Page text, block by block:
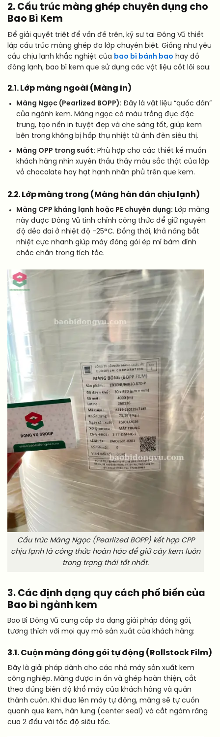
2. Cấu trúc màng ghép chuyên dụng cho
Bao Bì Kem
Để giải quyết triệt để vấn đề trên, kỹ sư tại Đông Vũ thiết
lập cấu trúc màng ghép đa lớp chuyên biệt. Giống như yêu
cầu chịu lạnh khắc nghiệt của bao bì bánh bao hay đồ
đông lạnh, bao bì kem que sử dụng các vật liệu cốt lõi sau:
2.1. Lớp màng ngoài (Màng in)
Màng Ngọc (Pearlized BOPP): Đây là vật liệu “quốc dân”
của ngành kem. Màng ngọc có màu trắng đục đặc
trưng, tạo nền in tuyệt đẹp và che sáng tốt, giúp kem
bên trong không bị hấp thụ nhiệt từ ánh đèn siêu thị.
Màng OPP trong suốt: Phù hợp cho các thiết kế muốn
khách hàng nhìn xuyên thấu thấy màu sắc thật của lớp
vỏ chocolate hay hạt hạnh nhân phủ trên que kem.
2.2. Lớp màng trong (Màng hàn dán chịu lạnh)
Màng CPP kháng lạnh hoặc PE chuyên dụng: Lớp màng
này được Đông Vũ tinh chỉnh công thức để giữ nguyên
độ dẻo dai ở nhiệt độ -25°C. Đồng thời, khả năng bắt
nhiệt cực nhanh giúp máy đóng gói ép mí bám dính
chắc chắn trong tích tắc.
Cấu trúc Màng Ngọc (Pearlized BOPP) kết hợp CPP
chịu lạnh là công thức hoàn hảo để giữ cây kem luôn
trong trạng thái tốt nhất.
3. Các định dạng quy cách phổ biến của
Bao bì ngành kem
Bao Bì Đông Vũ cung cấp đa dạng giải pháp đóng gói,
tương thích với mọi quy mô sản xuất của khách hàng:
3.1. Cuộn màng đóng gói tự động (Rollstock Film)
Đây là giải pháp dành cho các nhà máy sản xuất kem
công nghiệp. Màng được in ấn và ghép hoàn thiện, cắt
theo đúng biên độ khổ máy của khách hàng và quấn
thành cuộn. Khi đưa lên máy tự động, màng sẽ tự cuốn
quanh que kem, hàn lưng (center seal) và cắt ngàm răng
cưa 2 đầu với tốc độ siêu tốc.